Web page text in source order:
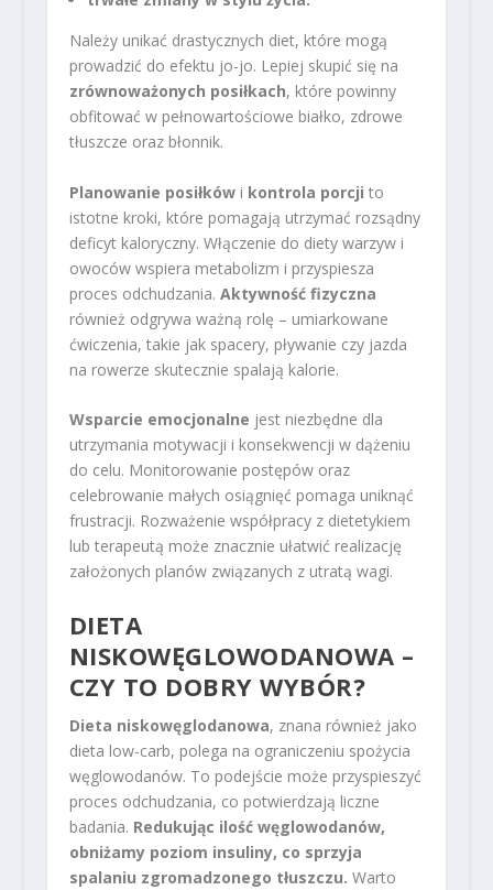
Należy unikać drastycznych diet, które mogą
prowadzić do efektu jo-jo. Lepiej skupić się na
zrównoważonych posiłkach, które powinny
obfitować w pełnowartościowe białko, zdrowe
tłuszcze oraz błonnik.
Planowanie posiłkówi kontrola porcji to
istotne kroki, które pomagają utrzymać rozsądny
deficyt kaloryczny. Włączenie do diety warzyw i
owoców wspiera metabolizm i przyspiesza
proces odchudzania. Aktywność fizyczna
również odgrywa ważną rolę – umiarkowane
ćwiczenia, takie jak spacery, pływanie czy jazda
na rowerze skutecznie spalają kalorie.
Wsparcie emocjonalne jest niezbędne dla
utrzymania motywacji i konsekwencji w dążeniu
do celu. Monitorowanie postępów oraz
celebrowanie małych osiągnięć pomaga uniknąć
frustracji. Rozważenie współpracy z dietetykiem
lub terapeutą może znacznie ułatwić realizację
założonych planów związanych z utratą wagi.
DIETA
NISKOWĘGLOWODANOWA –
CZY TO DOBRY WYBÓR?
Dieta niskowęglodanowa, znana również jako
dieta low-carb, polega na ograniczeniu spożycia
węglowodanów. To podejście może przyspieszyć
proces odchudzania, co potwierdzają liczne
badania. Redukując ilość węglowodanów,
obniżamy poziom insuliny, co sprzyja
spalaniu zgromadzonego tłuszczu. Warto